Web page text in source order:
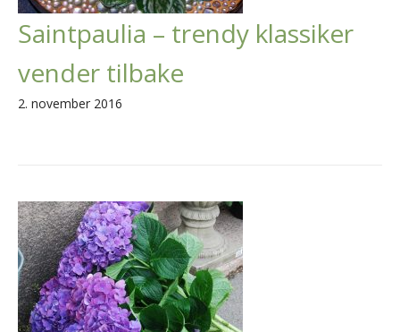
Saintpaulia – trendy klassiker
vender tilbake
2. november 2016